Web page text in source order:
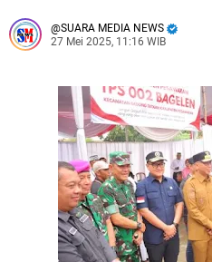
SUARA MEDIA NEWS
27 Mei 2025, 11:16 WIB